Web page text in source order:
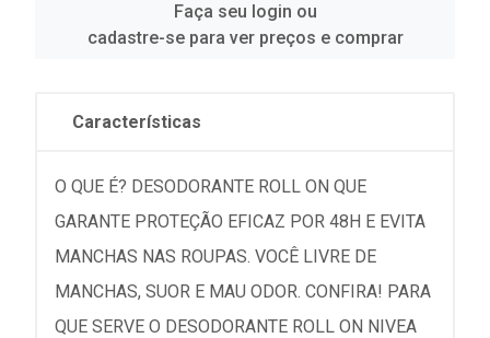
Faça seu login ou
cadastre-se para ver preços e comprar
Características
O QUE É? DESODORANTE ROLL ON QUE
GARANTE PROTEÇÃO EFICAZ POR 48H E EVITA
MANCHAS NAS ROUPAS. VOCÊ LIVRE DE
MANCHAS, SUOR E MAU ODOR. CONFIRA! PARA
QUE SERVE O DESODORANTE ROLL ON NIVEA